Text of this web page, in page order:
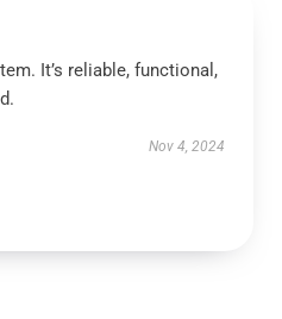
It’s reliable, functional,
Nov 4, 2024